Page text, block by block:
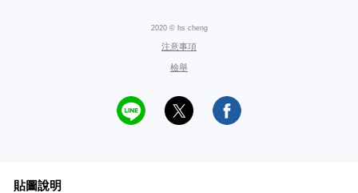
2020 © hs cheng
注意事項
檢舉
貼圖說明